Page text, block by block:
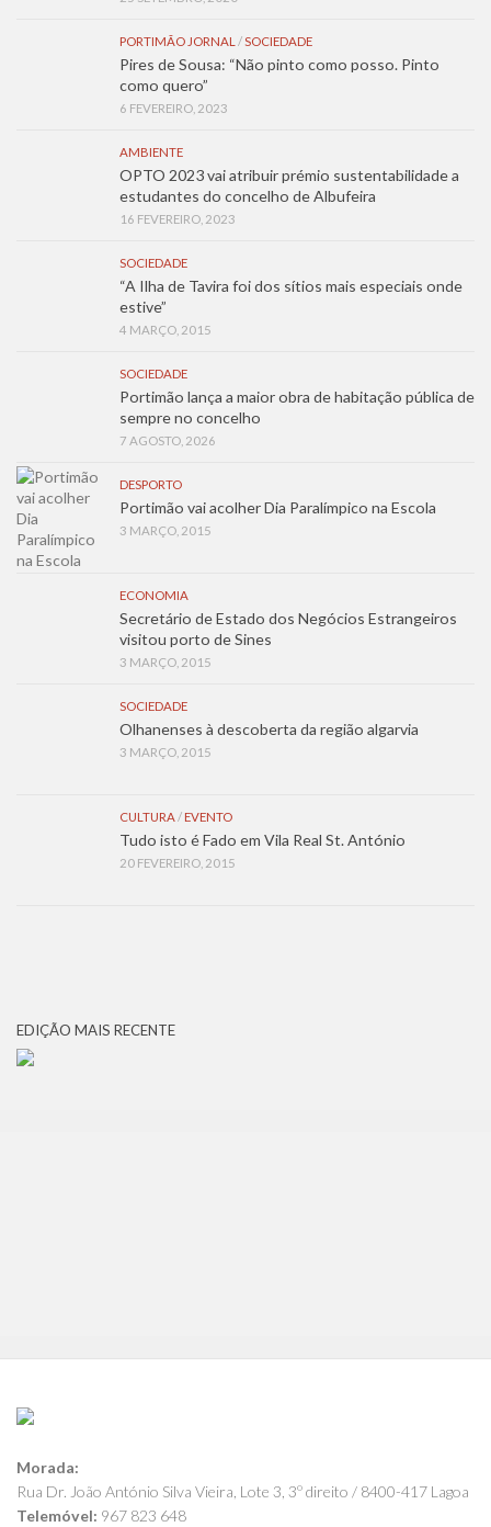
PORTIMÃO JORNAL /SOCIEDADE
Pires de Sousa: “Não pinto como posso. Pinto
como quero”
6 FEVEREIRO, 2023
AMBIENTE
OPTO 2023 vai atribuir prémio sustentabilidade a
estudantes do concelho de Albufeira
16 FEVEREIRO, 2023
SOCIEDADE
“A Ilha de Tavira foi dos sítios mais especiais onde
estive”
4 MARÇO, 2015
SOCIEDADE
Portimão lança a maior obra de habitação pública de
sempre no concelho
7 AGOSTO, 2026
DESPORTO
Portimão vai acolher Dia Paralímpico na Escola
3 MARÇO, 2015
ECONOMIA
Secretário de Estado dos Negócios Estrangeiros
visitou porto de Sines
3 MARÇO, 2015
SOCIEDADE
Olhanenses à descoberta da região algarvia
3 MARÇO, 2015
CULTURA/ EVENTO
Tudo isto é Fado em Vila Real St. António
20 FEVEREIRO, 2015
EDIÇÃO MAIS RECENTE
Morada:
Rua Dr. João António Silva Vieira, Lote 3, 3º direito / 8400-417 Lagoa
Telemóvel: 967 823 648